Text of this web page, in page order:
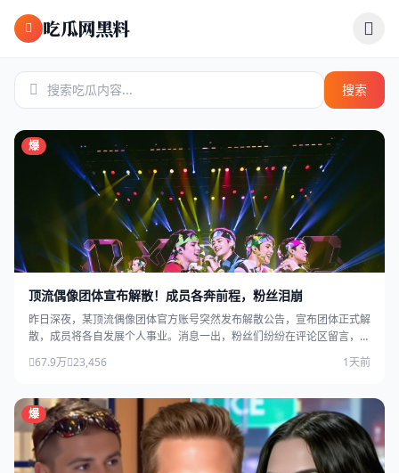
跳过导航
吃瓜网黑料
搜索
爆
顶流偶像团体宣布解散！成员各奔前程，粉丝泪崩
昨日深夜，某顶流偶像团体官方账号突然发布解散公告，宣布团体正式解
散，成员将各自发展个人事业。消息一出，粉丝们纷纷在评论区留言，场
67.9万 23,456 1天前
爆